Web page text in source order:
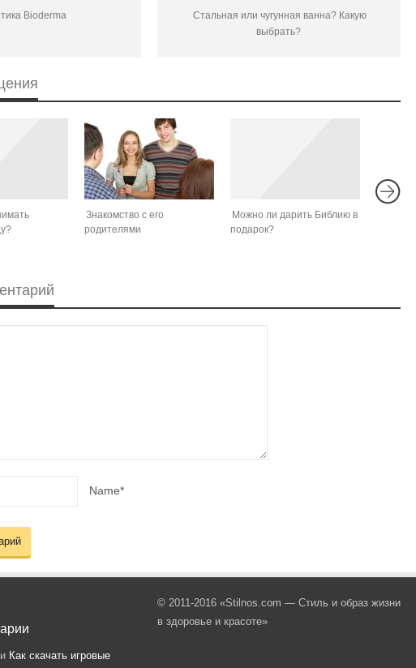
Bioderma
Стальная или чугунная ванна? Какую
выбрать?
Знакомство с его
родителями
Можно ли дарить Библию в
подарок?
Name*
Как скачать игровые
© 2011-2016 «Stilnos.com — Стиль и образ жизни
в здоровье и красоте»